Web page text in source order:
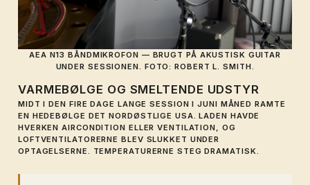
AEA N13 BÅNDMIKROFON — BRUGT PÅ AKUSTISK GUITAR
UNDER SESSIONEN. FOTO: ROBERT L. SMITH.
VARMEBØLGE OG SMELTENDE UDSTYR
MIDT I DEN FIRE DAGE LANGE SESSION I JUNI MÅNED RAMTE
EN HEDEBØLGE DET NORDØSTLIGE USA. LADEN HAVDE
HVERKEN AIRCONDITION ELLER VENTILATION, OG
LOFTVENTILATORERNE BLEV SLUKKET UNDER
OPTAGELSERNE. TEMPERATURERNE STEG DRAMATISK.